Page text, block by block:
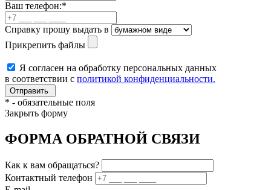
Ваш телефон:*
Справку прошу выдать в
Прикрепить файлы
Я согласен на обработку персональных данных
в соответствии с политикой конфиденциальности.
* - обязательные поля
Закрыть форму
ФОРМА ОБРАТНОЙ СВЯЗИ
Как к вам обращаться?
Контактный телефон